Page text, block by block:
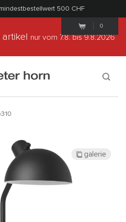
500 CHF
0
nur vom 7.8.bis 9.8.2026
galerie